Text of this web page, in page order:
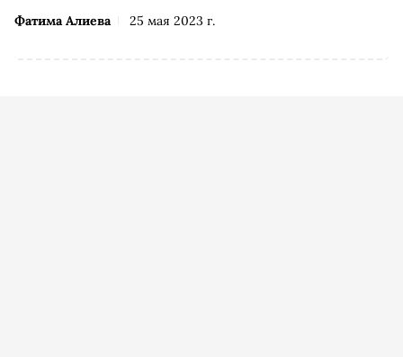
Фатима Алиева 25 мая 2023 г.